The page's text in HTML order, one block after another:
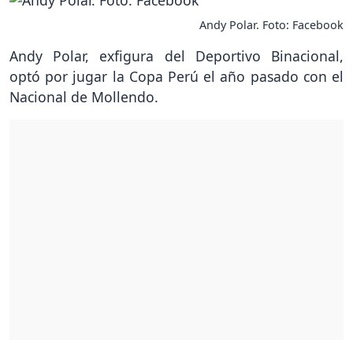
Andy Polar. Foto: Facebook
Andy Polar, exfigura del Deportivo Binacional,
optó por jugar la Copa Perú el año pasado con el
Nacional de Mollendo.